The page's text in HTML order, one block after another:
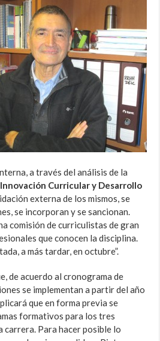
a través del análisis de la
Curricular y Desarrollo
externa de los mismos, se
se incorporan y se sancionan.
comisión de curriculistas de gran
que conocen la disciplina.
a más tardar, en octubre”.
de acuerdo al cronograma de
se implementan a partir del año
que en forma previa se
formativos para los tres
carrera. Para hacer posible lo